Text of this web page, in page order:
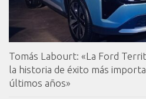
Tomás Labourt: «La Ford
la historia de éxito más
últimos años»